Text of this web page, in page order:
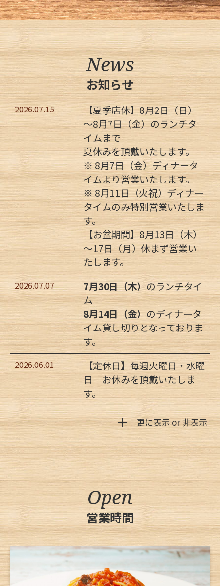
News
お知らせ
2026.07.15
【夏季店休】8月2日（日）
～8月7日（金）のランチタ
イムまで
夏休みを頂戴いたします。
※ 8月7日（金）ディナータ
イムより営業いたします。
※ 8月11日（火祝）ディナー
タイムのみ特別営業いたしま
す。
【お盆期間】8月13日（木）
～17日（月）休まず営業い
たします。
2026.07.07 7月30日（木）のランチタイ
ム
8月14日（金） のディナータ
イム貸し切りとなっておりま
す。
2026.06.01
【定休日】毎週火曜日・水曜
日 お休みを頂戴いたしま
す。
更に表示 or 非表示
2023.03.25 4月19日（水）YTVかんさい情報ネットten.「
」で放送されました。YouTubeにアップしておりますのでよかったらご覧下さい。
https://youtu.be/
2022.10.22 2022年10月22日開店いたしました。応援してくださった皆様に深く感謝申し上げます。
Open
営業時間